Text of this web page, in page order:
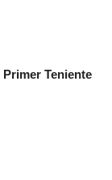
Teniente